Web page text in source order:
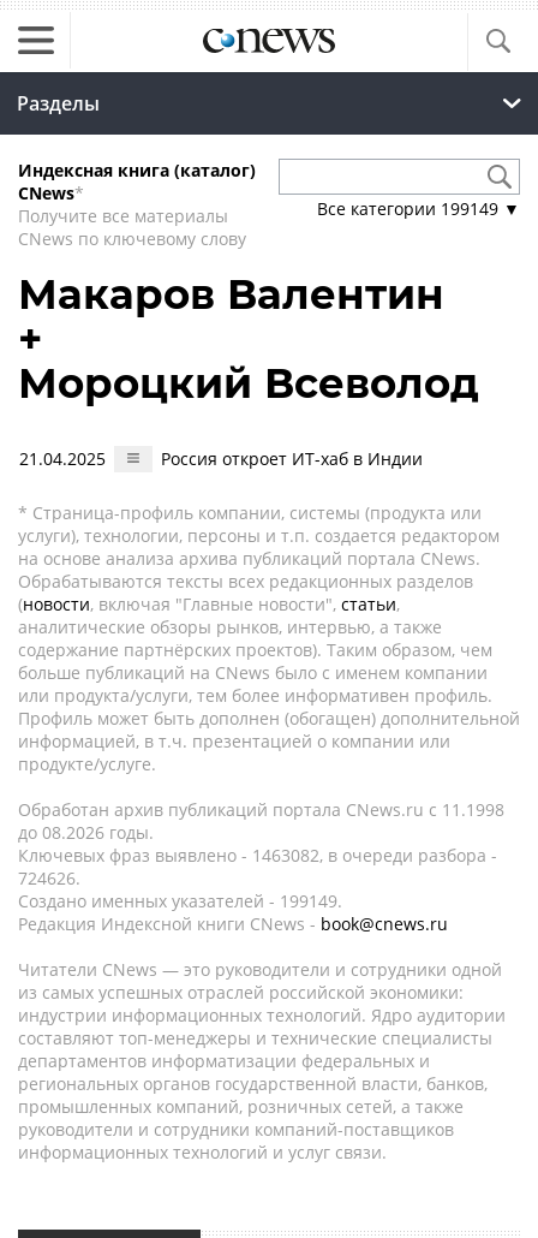
Разделы
Индексная книга (каталог)
CNews*
Получите все материалы
CNews по ключевому слову
Все категории 199149 ▼
Макаров Валентин
+
Мороцкий Всеволод
21.04.2025 Россия откроет ИТ-хаб в Индии
* Страница-профиль компании, системы (продукта или
услуги), технологии, персоны и т.п. создается редактором
на основе анализа архива публикаций портала CNews.
Обрабатываются тексты всех редакционных разделов
(новости, включая "Главные новости", статьи,
аналитические обзоры рынков, интервью, а также
содержание партнёрских проектов). Таким образом, чем
больше публикаций на CNews было с именем компании
или продукта/услуги, тем более информативен профиль.
Профиль может быть дополнен (обогащен) дополнительной
информацией, в т.ч. презентацией о компании или
продукте/услуге.
Обработан архив публикаций портала CNews.ru c 11.1998
до 08.2026 годы.
Ключевых фраз выявлено - 1463082, в очереди разбора -
724626.
Создано именных указателей - 199149.
Редакция Индексной книги CNews - book@cnews.ru
Читатели CNews — это руководители и сотрудники одной
из самых успешных отраслей российской экономики:
индустрии информационных технологий. Ядро аудитории
составляют топ-менеджеры и технические специалисты
департаментов информатизации федеральных и
региональных органов государственной власти, банков,
промышленных компаний, розничных сетей, а также
руководители и сотрудники компаний-поставщиков
информационных технологий и услуг связи.